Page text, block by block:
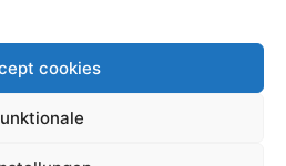
cookiesonline.de
|Privatsphäre-Einstellungen